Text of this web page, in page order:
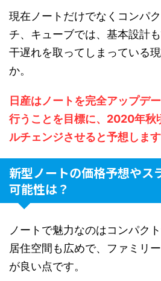
現在ノートだけでなくコンパ
チ、キューブでは、基本設計
干遅れを取ってしまっている
か。
日産はノートを完全アップデ
行うことを目標に、2020年秋
ルチェンジさせると予想します
新型ノートの価格予想やス
可能性は？
ノートで魅力なのはコンパク
居住空間も広めで、ファミリ
が良い点です。